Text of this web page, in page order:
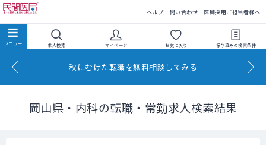
ヘルプ 問い合わせ 医師採用ご担当者様へ
求人検索 マイページ お気に入り 保存済みの検索条件
秋にむけた転職を無料相談してみる
岡山県・内科の転職・常勤求人検索結果